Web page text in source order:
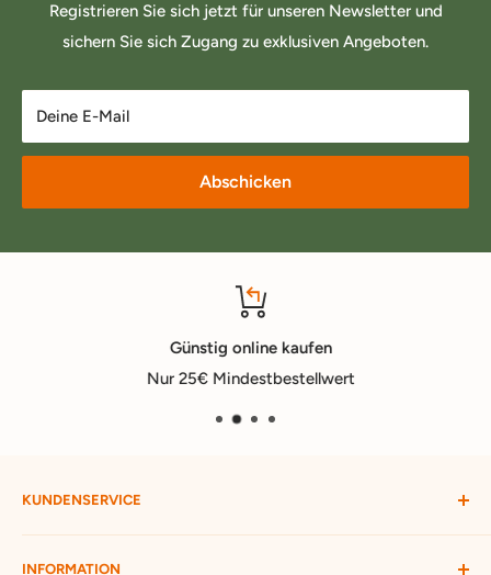
Registrieren Sie sich jetzt für unseren Newsletter und
sichern Sie sich Zugang zu exklusiven Angeboten.
Deine E-Mail
Abschicken
Günstig online kaufen
Nur 25€ Mindestbestellwert
KUNDENSERVICE
INFORMATION